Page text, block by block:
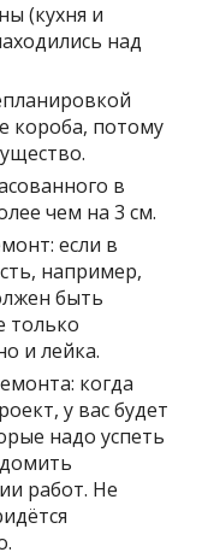
(кухня и
над
короба, потому
в
чем на 3 см.
если в
например,
быть
только
и лейка.
когда
у вас будет
надо успеть
работ. Не